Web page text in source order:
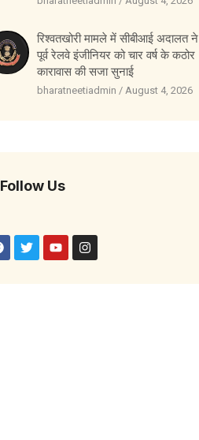
रिश्वतखोरी मामले में सीबीआई अदालत ने
पूर्व रेलवे इंजीनियर को चार वर्ष के कठोर
कारावास की सजा सुनाई
bharatneetiadmin August 4, 2026
Follow Us